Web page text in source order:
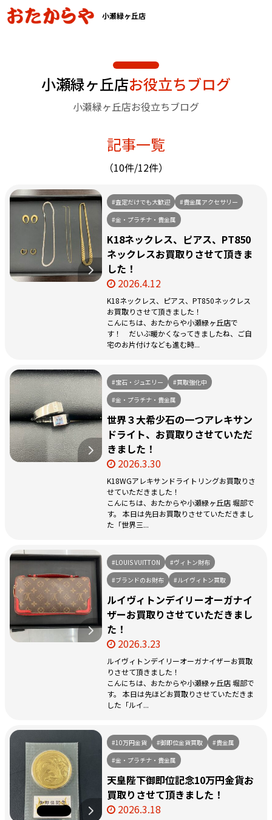
小瀬緑ヶ丘店
小瀬緑ヶ丘店お役立ちブログ
小瀬緑ヶ丘店お役立ちブログ
記事一覧
（10件/12件）
#査定だけでも大歓迎
#貴金属アクセサリー
#金・プラチナ・貴金属
K18ネックレス、ピアス、PT850
ネックレスお買取りさせて頂きま
した！
2026.4.12
K18ネックレス、ピアス、PT850ネックレス
お買取りさせて頂きました！
こんにちは、おたからや小瀬緑ヶ丘店で
す！ だいぶ暖かくなってきましたね、ご自
宅のお片付けなども進む時...
#宝石・ジュエリー
#買取強化中
#金・プラチナ・貴金属
世界３大希少石の一つアレキサン
ドライト、お買取りさせていただ
きました！
2026.3.30
K18WGアレキサンドライトリングお買取りさ
せていただきました！
こんにちは、おたからや小瀬緑ヶ丘店 堀部で
す。 本日は先日お買取りさせていただきまし
た「世界三...
#LOUIS VUITTON
#ヴィトン財布
#ブランドのお財布
#ルイヴィトン買取
ルイヴィトンデイリーオーガナイ
ザーお買取りさせていただきまし
た！
2026.3.23
ルイヴィトンデイリーオーガナイザーお買取
りさせて頂きました！
こんにちは、おたからや小瀬緑ヶ丘店 堀部で
す。 本日は先ほどお買取りさせていただきま
した「ルイ...
#10万円金貨 #御即位金貨買取
#貴金属
#金・プラチナ・貴金属
天皇陛下御即位記念10万円金貨お
買取りさせて頂きました！
2026.3.18